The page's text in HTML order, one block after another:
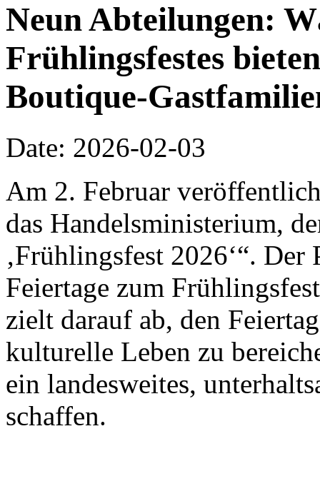
Neun Abteilungen:
Frühlingsfestes
Boutique-
Date: 2026-02-03
Am 2. Februar
das Handelsministerium,
‚Frühlingsfest 2026‘“.
Feiertage zum
zielt darauf ab, den
kulturelle Leben zu
ein landesweites,
schaffen.